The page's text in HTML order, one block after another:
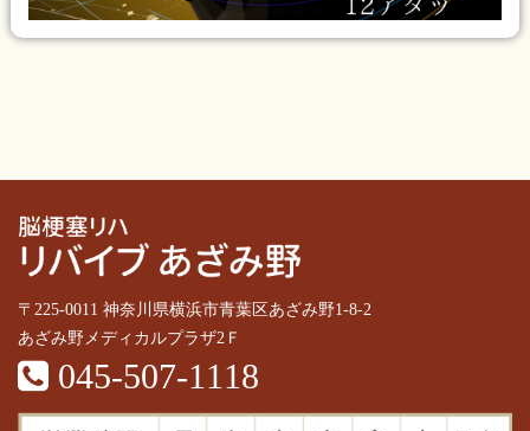
〒225-0011 神奈川県横浜市青葉区あざみ野1-8-2
あざみ野メディカルプラザ2Ｆ
045-507-1118